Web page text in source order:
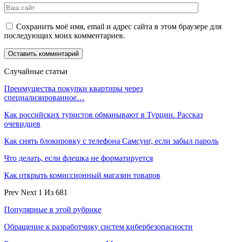
Сохранить моё имя, email и адрес сайта в этом браузере для
последующих моих комментариев.
Случайные статьи
Преимущества покупки квартиры через
специализированное…
Как российских туристов обманывают в Турции. Рассказ
очевидцев
Как снять блокировку с телефона Самсунг, если забыл пароль
Что делать, если флешка не форматируется
Как открыть комиссионный магазин товаров
Prev Next 1 Из 681
Популярные в этой рубрике
Обращение к разработчику систем кибербезопасности